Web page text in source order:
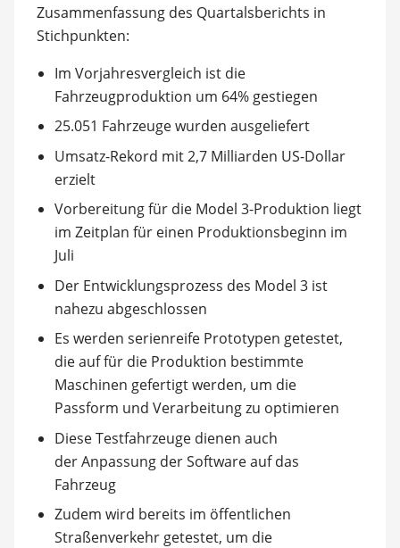
Zusammenfassung des Quartalsberichts in
Stichpunkten:
Im Vorjahresvergleich ist die
Fahrzeugproduktion um 64% gestiegen
25.051 Fahrzeuge wurden ausgeliefert
Umsatz-Rekord mit 2,7 Milliarden US-Dollar
erzielt
Vorbereitung für die Model 3-Produktion liegt
im Zeitplan für einen Produktionsbeginn im
Juli
Der Entwicklungsprozess des Model 3 ist
nahezu abgeschlossen
Es werden serienreife Prototypen getestet,
die auf für die Produktion bestimmte
Maschinen gefertigt werden, um die
Passform und Verarbeitung zu optimieren
Diese Testfahrzeuge dienen auch
der Anpassung der Software auf das
Fahrzeug
Zudem wird bereits im öffentlichen
Straßenverkehr getestet, um die